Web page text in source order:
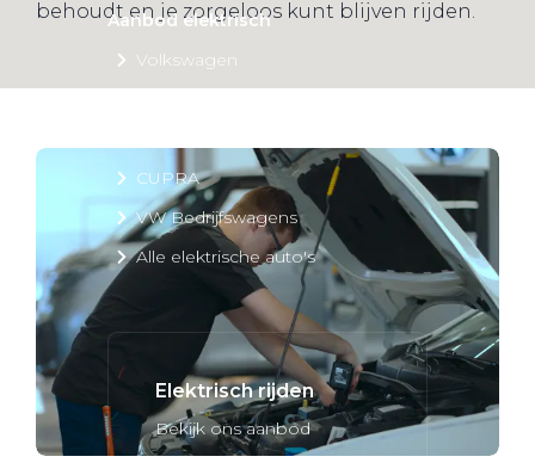
Aanbod elektrisch
Volkswagen
CUPRA
VW Bedrijfswagens
Alle elektrische auto's
Elektrisch rijden
Bekijk ons aanbod
behoudt en je zorgeloos kunt blijven rijden.